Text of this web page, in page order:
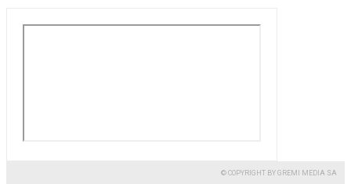
© COPYRIGHT BY GREMI MEDIA SA